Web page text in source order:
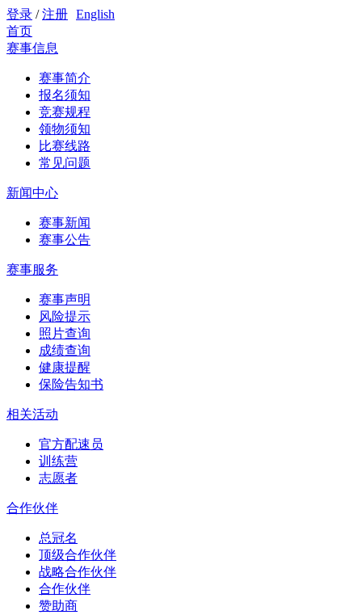
登录 /注册 English
首页
赛事信息
赛事简介
报名须知
竞赛规程
领物须知
比赛线路
常见问题
新闻中心
赛事新闻
赛事公告
赛事服务
赛事声明
风险提示
照片查询
成绩查询
健康提醒
保险告知书
相关活动
官方配速员
训练营
志愿者
合作伙伴
总冠名
顶级合作伙伴
战略合作伙伴
合作伙伴
赞助商